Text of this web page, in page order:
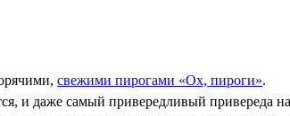
свежими пирогами «Ох, пироги».
самый привередливый привереда